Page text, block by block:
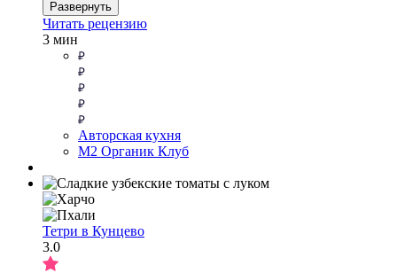
Развернуть
Читать рецензию
3 мин
Авторская кухня
М2 Органик Клуб
Тетри в Кунцево
3.0